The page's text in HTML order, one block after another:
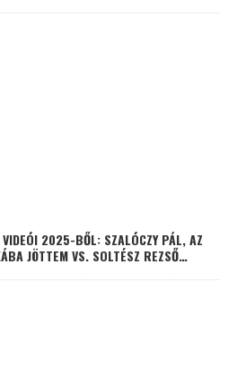
2025-BŐL: SZALÓCZY PÁL, AZ
JÖTTEM VS. SOLTÉSZ REZSŐ…